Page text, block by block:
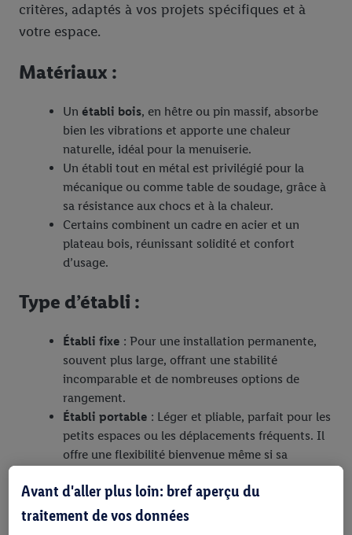
critères, adaptés à vos projets spécifiques et à
votre espace.
Matériaux :
Un établi bois, en hêtre ou pin massif, absorbe
bien les vibrations et apporte une chaleur
naturelle, idéal pour la menuiserie.
Un établi tout en métal est privilégié pour la
mécanique ou comme table de soudage, grâce à
sa résistance aux chocs et à la chaleur.
Certains combinent un cadre en acier et un
plateau bois, réunissant solidité et confort
d’usage.
Type d’établi :
Établi fixe : Pour une installation permanente,
souvent plus large, offrant une stabilité
incomparable et de nombreuses options de
rangement.
Établi portable : Léger et pliable, parfait pour les
petits espaces ou les déplacements fréquents. Il
offre une flexibilité bienvenue même si sa
Table de travail spécialisée: Comme une table
de soudage résistante à la chaleur ou une table
Avant d'aller plus loin: bref aperçu du
traitement de vos données